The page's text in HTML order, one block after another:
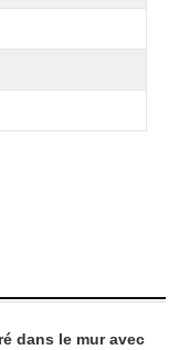
dans le mur avec